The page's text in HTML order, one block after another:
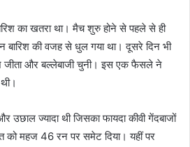
का खतरा था। मैच शुरु होने से पहले से ही
बारिश की वजह से धुल गया था। दूसरे दिन भी
जीता और बल्लेबाजी चुनी। इस एक फैसले ने
उछाल ज्यादा थी जिसका फायदा कीवी गेंदबाजों
को महज 46 रन पर समेट दिया। यहीं पर